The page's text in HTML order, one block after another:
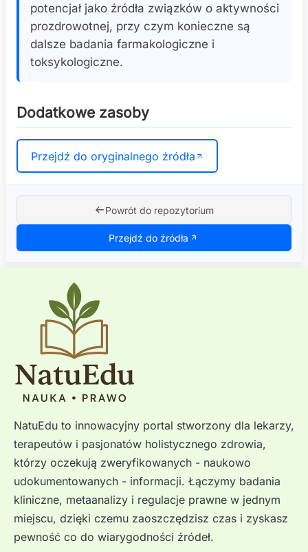
potencjał jako źródła związków o aktywności
prozdrowotnej, przy czym konieczne są
dalsze badania farmakologiczne i
toksykologiczne.
Dodatkowe zasoby
Przejdź do oryginalnego źródła
Powrót do repozytorium
Przejdź do źródła
NatuEdu to innowacyjny portal stworzony dla lekarzy,
terapeutów i pasjonatów holistycznego zdrowia,
którzy oczekują zweryfikowanych - naukowo
udokumentowanych - informacji. Łączymy badania
kliniczne, metaanalizy i regulacje prawne w jednym
miejscu, dzięki czemu zaoszczędzisz czas i zyskasz
pewność co do wiarygodności źródeł.